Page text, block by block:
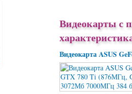
Видеокарты с
Видеокарта ASUS